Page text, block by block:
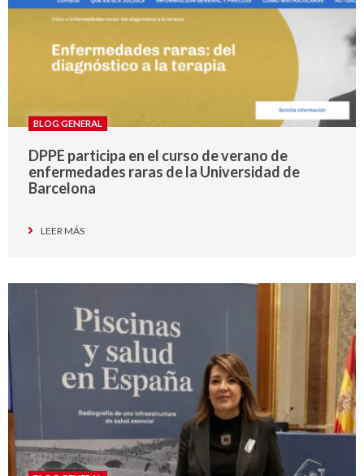
BLOG GENERAL
DPPE participa en el curso de verano de
enfermedades raras de la Universidad de
Barcelona
LEER MÁS